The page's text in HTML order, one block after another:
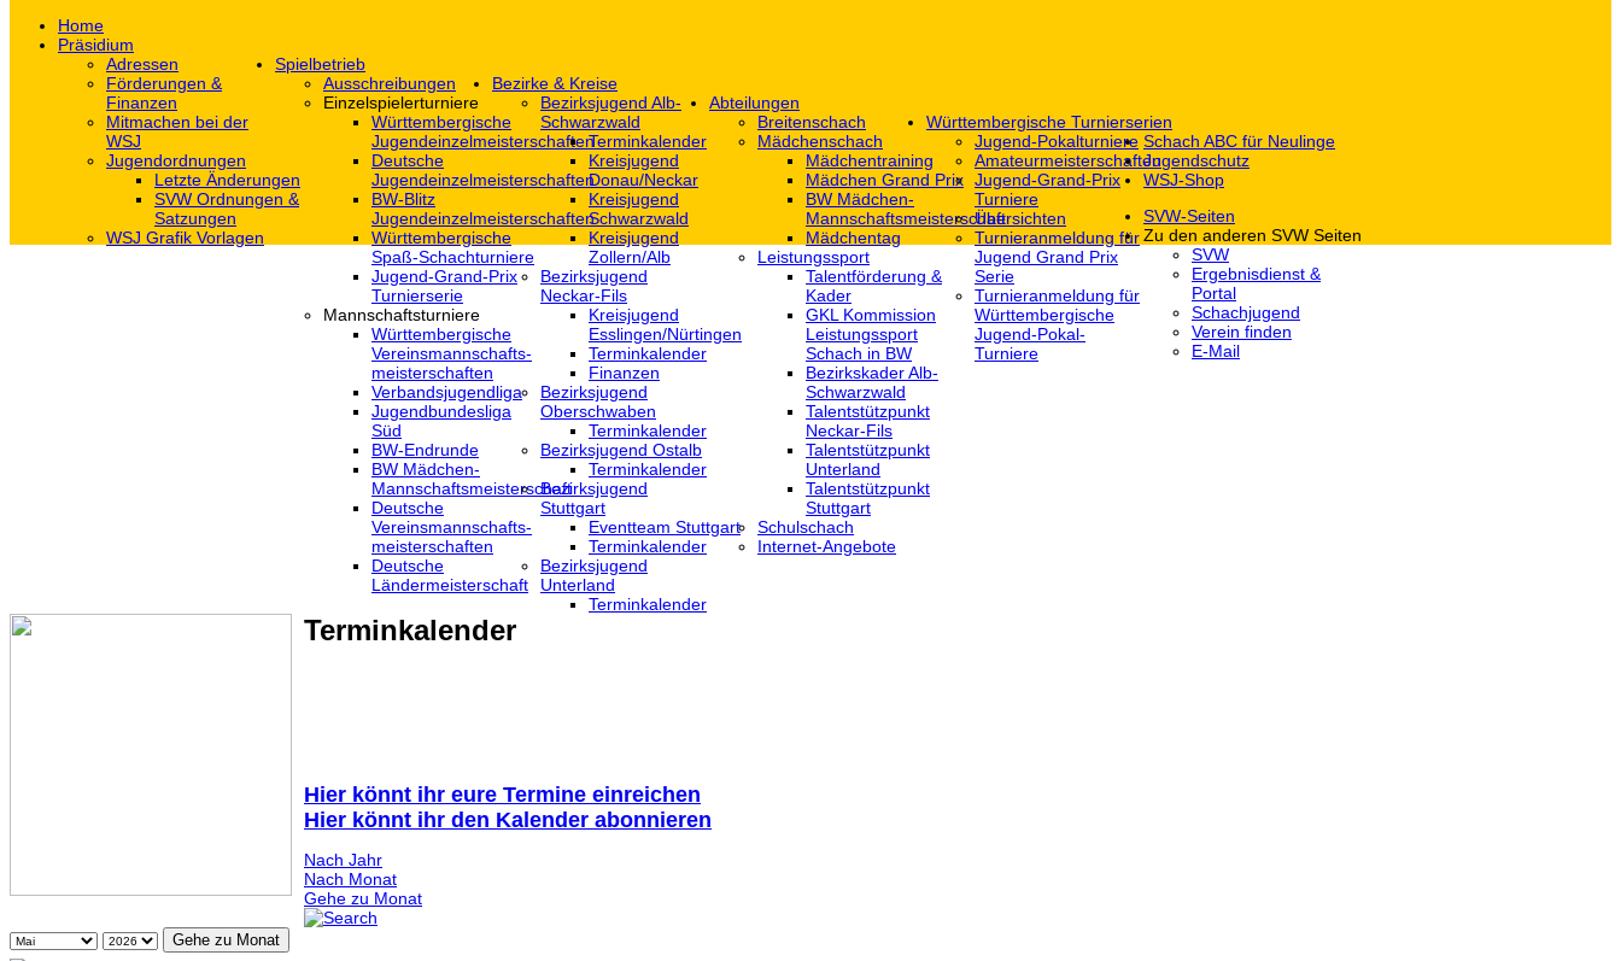
Home
Präsidium
Adressen
Förderungen &
Finanzen
Mitmachen bei der
WSJ
Jugendordnungen
Letzte Änderungen
SVW Ordnungen &
Satzungen
WSJ Grafik Vorlagen
Spielbetrieb
Ausschreibungen
Einzelspielerturniere
Württembergische
Jugendeinzelmeisterschaften
Deutsche
Jugendeinzelmeisterschaften
BW-Blitz
Jugendeinzelmeisterschaften
Württembergische
Spaß-Schachturniere
Jugend-Grand-Prix
Turnierserie
Mannschaftsturniere
Württembergische
Vereinsmannschafts-
meisterschaften
Verbandsjugendliga
Jugendbundesliga
Süd
BW-Endrunde
BW Mädchen-
Mannschaftsmeisterschaft
Deutsche
Vereinsmannschafts-
meisterschaften
Deutsche
Ländermeisterschaft
Bezirke & Kreise
Bezirksjugend Alb-
Schwarzwald
Terminkalender
Kreisjugend
Donau/Neckar
Kreisjugend
Schwarzwald
Kreisjugend
Zollern/Alb
Bezirksjugend
Neckar-Fils
Kreisjugend
‎Esslingen/Nürtingen
Terminkalender
Finanzen
Bezirksjugend
Oberschwaben
Terminkalender
Bezirksjugend Ostalb
Terminkalender
Bezirksjugend
Stuttgart
‎Eventteam Stuttgart
Terminkalender
Bezirksjugend
Unterland
Terminkalender
Abteilungen
Breitenschach
Mädchenschach
Mädchentraining
Mädchen Grand Prix
BW Mädchen-
Mannschaftsmeisterschaft
Mädchentag
Leistungssport
Talentförderung &
Kader
GKL Kommission
Leistungssport
Schach in BW
Bezirkskader Alb-
Schwarzwald
Talentstützpunkt
Neckar-Fils
Talentstützpunkt
Unterland
Talentstützpunkt
Stuttgart
Schulschach
Internet-Angebote
Württembergische Turnierserien
Jugend-Pokalturniere
Amateurmeisterschaften
Jugend-Grand-Prix
Turniere
Übersichten
Turnieranmeldung für
Jugend Grand Prix
Serie
Turnieranmeldung für
Württembergische
Jugend-Pokal-
Turniere
Schach ABC für Neulinge
Jugendschutz
WSJ-Shop
SVW-Seiten
Zu den anderen SVW Seiten
SVW
Ergebnisdienst &
Portal
Schachjugend
Verein finden
E-Mail
Terminkalender
Hier könnt ihr eure Termine einreichen
Hier könnt ihr den Kalender abonnieren
Nach Jahr
Nach Monat
Gehe zu Monat
Gehe zu Monat